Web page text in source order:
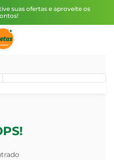
suas ofertas e aproveite os